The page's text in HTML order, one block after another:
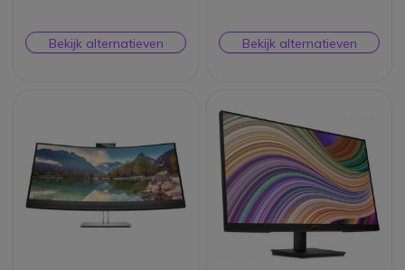
Bekijk alternatieven Bekijk alternatieven